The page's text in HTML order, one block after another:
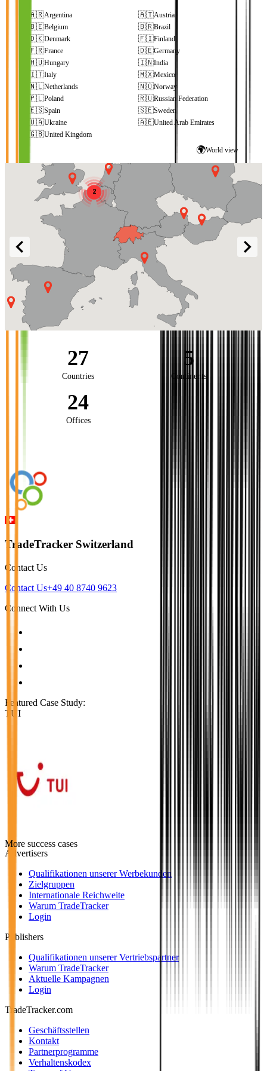
🇦🇷Argentina 🇦🇹Austria
🇧🇪Belgium 🇧🇷Brazil
🇩🇰Denmark 🇫🇮Finland
🇫🇷France 🇩🇪Germany
🇭🇺Hungary 🇮🇳India
🇮🇹Italy 🇲🇽Mexico
🇳🇱Netherlands 🇳🇴Norway
🇵🇱Poland 🇷🇺Russian Federation
🇪🇸Spain 🇸🇪Sweden
🇺🇦Ukraine 🇦🇪United Arab Emirates
🇬🇧United Kingdom
🌍World view
2
27
Countries
5
Continents
24
Offices
TradeTracker Switzerland
Contact Us
Contact Us+49 40 8740 9623
Connect With Us
Featured Case Study:
TUI
More success cases
Advertisers
Qualifikationen unserer Werbekunden
Zielgruppen
Internationale Reichweite
Warum TradeTracker
Login
Publishers
Qualifikationen unserer Vertriebspartner
Warum TradeTracker
Aktuelle Kampagnen
Login
TradeTracker.com
Geschäftsstellen
Kontakt
Partnerprogramme
Verhaltenskodex